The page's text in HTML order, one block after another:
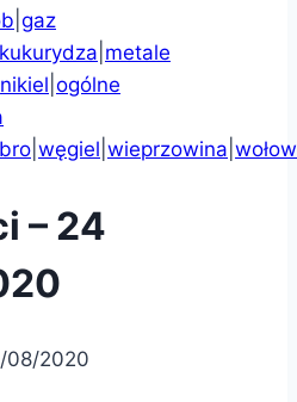
gaz
kukurydza metale
nikiel ogólne
węgiel wieprzowina
– 24
08/2020